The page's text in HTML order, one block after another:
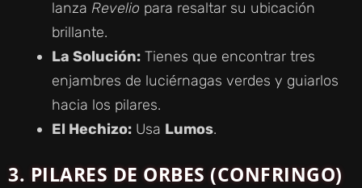
lanza Revelio para resaltar su ubicación
brillante.
La Solución: Tienes que encontrar tres
enjambres de luciérnagas verdes y guiarlos
hacia los pilares.
El Hechizo: Usa Lumos.
3. PILARES DE ORBES (CONFRINGO)